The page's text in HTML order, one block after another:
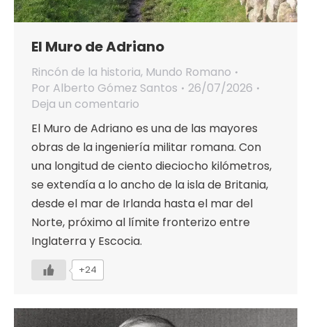
El Muro de Adriano
Rincón de la historia, Mundo Romano
Por Alberto Gómez Santos
26/07/2026
Deja un comentario
El Muro de Adriano es una de las mayores
obras de la ingeniería militar romana. Con
una longitud de ciento dieciocho kilómetros,
se extendía a lo ancho de la isla de Britania,
desde el mar de Irlanda hasta el mar del
Norte, próximo al límite fronterizo entre
Inglaterra y Escocia.
+24